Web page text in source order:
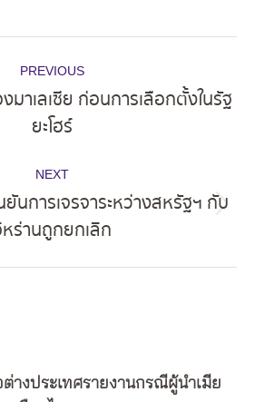
PREVIOUS
Previous
post:
มาเลเซีย ก่อนการเลือกตั้งในรัฐ
ยะโฮร์
NEXT
post:
นการเจรจาระหว่างสหรัฐฯ กับ
ร่านถูกยกเลิก
ต่างประเทศรายงานกรณีผู้นำเมีย